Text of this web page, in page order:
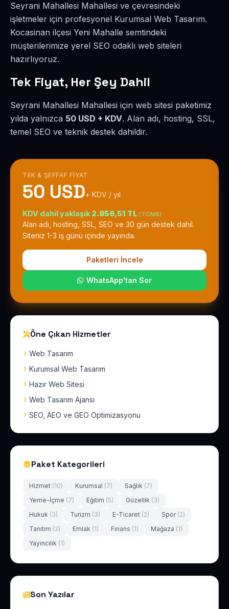
Seyrani Mahallesi Mahallesi ve çevresindeki
işletmeler için profesyonel Kurumsal Web Tasarım.
Kocasinan ilçesi Yeni Mahalle semtindeki
müşterilerimize yerel SEO odaklı web siteleri
hazırlıyoruz.
Tek Fiyat, Her Şey Dahil
Seyrani Mahallesi Mahallesi için web sitesi paketimiz
yılda yalnızca 50 USD + KDV. Alan adı, hosting, SSL,
temel SEO ve teknik destek dahildir.
TEK & ŞEFFAF FIYAT
50 USD+ KDV / yıl
KDV dahil yaklaşık 2.856,51 TL (TCMB)
Alan adı, hosting, SSL, SEO ve 30 gün destek dahil.
Siteniz 1-3 iş günü içinde yayında.
Paketleri İncele
WhatsApp'tan Sor
Öne Çıkan Hizmetler
Web Tasarım
Kurumsal Web Tasarım
Hazır Web Sitesi
Web Tasarım Ajansı
SEO, AEO ve GEO Optimizasyonu
Paket Kategorileri
Hizmet (10) Kurumsal (7) Sağlık (7)
Yeme-İçme (7) Eğitim (5) Güzellik (3)
Hukuk (3) Turizm (3) E-Ticaret (2) Spor (2)
Tanıtım (2) Emlak (1) Finans (1) Mağaza (1)
Yayıncılık (1)
Son Yazılar